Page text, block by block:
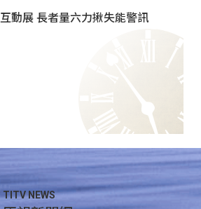
動展 長者量六力揪失能警訊
TITV NEWS